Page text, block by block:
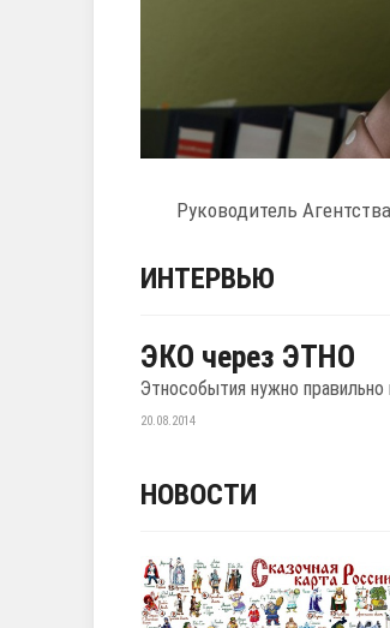
Руководитель
ИНТЕРВЬЮ
ЭКО через ЭТНО
Этнособытия нужно правильно
20.08.2014
НОВОСТИ